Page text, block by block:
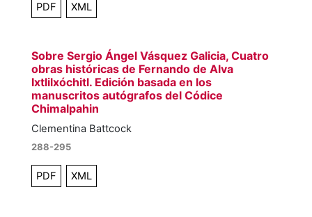
PDF XML
Sobre Sergio Ángel Vásquez Galicia, Cuatro
obras históricas de Fernando de Alva
Ixtlilxóchitl. Edición basada en los
manuscritos autógrafos del Códice
Chimalpahin
Clementina Battcock
288-295
PDF XML